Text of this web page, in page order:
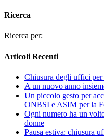
Ricerca
Ricerca per:
Articoli Recenti
Chiusura degli uffici per
A un nuovo anno
Un piccolo gesto per
ONBSI e ASIM per la
Ogni numero ha un
donne
Pausa estiva: chiusura